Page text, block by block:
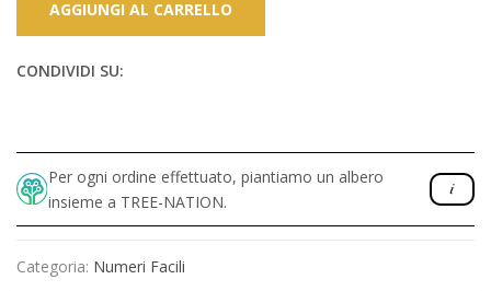
AGGIUNGI AL CARRELLO
CONDIVIDI SU:
Per ogni ordine effettuato, piantiamo un albero
insieme a TREE-NATION.
Categoria: Numeri Facili